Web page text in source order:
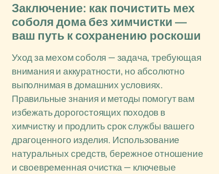
Заключение: как почистить мех
соболя дома без химчистки —
ваш путь к сохранению роскоши
Уход за мехом соболя — задача, требующая
внимания и аккуратности, но абсолютно
выполнимая в домашних условиях.
Правильные знания и методы помогут вам
избежать дорогостоящих походов в
химчистку и продлить срок службы вашего
драгоценного изделия. Использование
натуральных средств, бережное отношение
и своевременная очистка — ключевые